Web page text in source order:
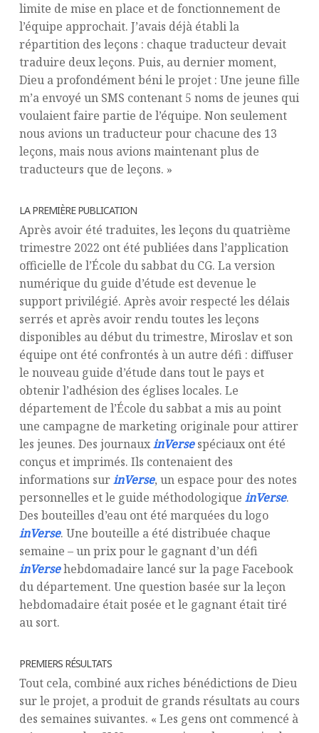
limite de mise en place et de fonctionnement de
l’équipe approchait. J’avais déjà établi la
répartition des leçons : chaque traducteur devait
traduire deux leçons. Puis, au dernier moment,
Dieu a profondément béni le projet : Une jeune fille
m’a envoyé un SMS contenant 5 noms de jeunes qui
voulaient faire partie de l’équipe. Non seulement
nous avions un traducteur pour chacune des 13
leçons, mais nous avions maintenant plus de
traducteurs que de leçons. »
LA PREMIÈRE PUBLICATION
Après avoir été traduites, les leçons du quatrième
trimestre 2022 ont été publiées dans l’application
officielle de l’École du sabbat du CG. La version
numérique du guide d’étude est devenue le
support privilégié. Après avoir respecté les délais
serrés et après avoir rendu toutes les leçons
disponibles au début du trimestre, Miroslav et son
équipe ont été confrontés à un autre défi : diffuser
le nouveau guide d’étude dans tout le pays et
obtenir l’adhésion des églises locales. Le
département de l’École du sabbat a mis au point
une campagne de marketing originale pour attirer
les jeunes. Des journauxinVersespéciaux ont été
conçus et imprimés. Ils contenaient des
informations surinVerse, un espace pour des notes
personnelles et le guide méthodologique inVerse.
Des bouteilles d’eau ont été marquées du logo
inVerse. Une bouteille a été distribuée chaque
semaine – un prix pour le gagnant d’un défi
inVersehebdomadaire lancé sur la page Facebook
du département. Une question basée sur la leçon
hebdomadaire était posée et le gagnant était tiré
au sort.
PREMIERS RÉSULTATS
Tout cela, combiné aux riches bénédictions de Dieu
sur le projet, a produit de grands résultats au cours
des semaines suivantes. « Les gens ont commencé à